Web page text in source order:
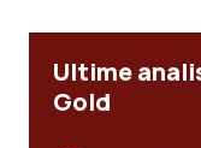
Ultime
Gold